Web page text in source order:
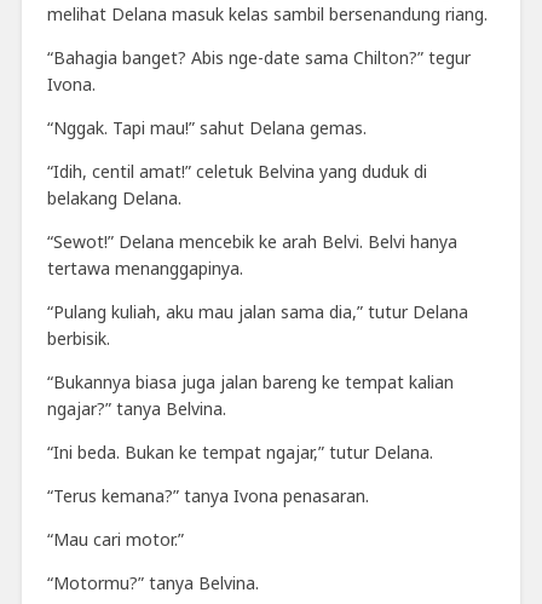
melihat Delana masuk kelas sambil bersenandung riang.
“Bahagia banget? Abis nge-date sama Chilton?” tegur
Ivona.
“Nggak. Tapi mau!” sahut Delana gemas.
“Idih, centil amat!” celetuk Belvina yang duduk di
belakang Delana.
“Sewot!” Delana mencebik ke arah Belvi. Belvi hanya
tertawa menanggapinya.
“Pulang kuliah, aku mau jalan sama dia,” tutur Delana
berbisik.
“Bukannya biasa juga jalan bareng ke tempat kalian
ngajar?” tanya Belvina.
“Ini beda. Bukan ke tempat ngajar,” tutur Delana.
“Terus kemana?” tanya Ivona penasaran.
“Mau cari motor.”
“Motormu?” tanya Belvina.